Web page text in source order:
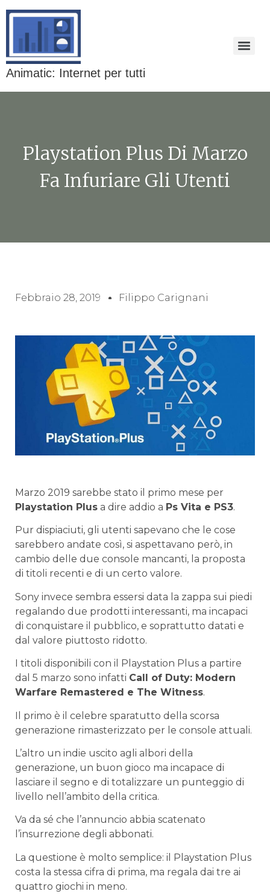
Animatic: Internet per tutti
Playstation Plus Di Marzo
Fa Infuriare Gli Utenti
Febbraio 28, 2019 Filippo Carignani
Marzo 2019 sarebbe stato il primo mese per
Playstation Plus a dire addio a Ps Vita e PS3.
Pur dispiaciuti, gli utenti sapevano che le cose
sarebbero andate così, si aspettavano però, in
cambio delle due console mancanti, la proposta
di titoli recenti e di un certo valore.
Sony invece sembra essersi data la zappa sui piedi
regalando due prodotti interessanti, ma incapaci
di conquistare il pubblico, e soprattutto datati e
dal valore piuttosto ridotto.
I titoli disponibili con il Playstation Plus a partire
dal 5 marzo sono infatti Call of Duty: Modern
Warfare Remastered e The Witness.
Il primo è il celebre sparatutto della scorsa
generazione rimasterizzato per le console attuali.
L’altro un indie uscito agli albori della
generazione, un buon gioco ma incapace di
lasciare il segno e di totalizzare un punteggio di
livello nell’ambito della critica.
Va da sé che l’annuncio abbia scatenato
l’insurrezione degli abbonati.
La questione è molto semplice: il Playstation Plus
costa la stessa cifra di prima, ma regala dai tre ai
quattro giochi in meno.